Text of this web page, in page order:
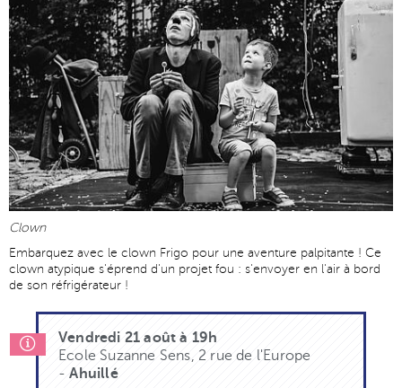
Clown
Embarquez avec le clown Frigo pour une aventure palpitante ! Ce
clown atypique s'éprend d'un projet fou : s'envoyer en l'air à bord
de son réfrigérateur !
Vendredi 21 août à 19h
Ecole Suzanne Sens, 2 rue de l'Europe
-Ahuillé